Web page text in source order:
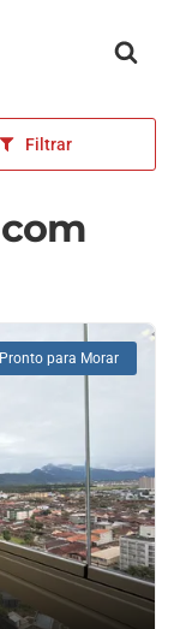
Filtrar
Pronto para Morar